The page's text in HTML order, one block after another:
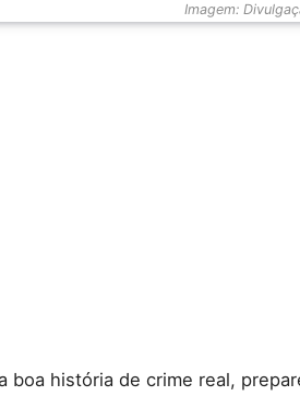
Imagem:
boa história de crime real,